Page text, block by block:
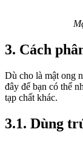
3. Cách
Dù cho là mật ong
đây để bạn có thể
tạp chất khác.
3.1. Dùng